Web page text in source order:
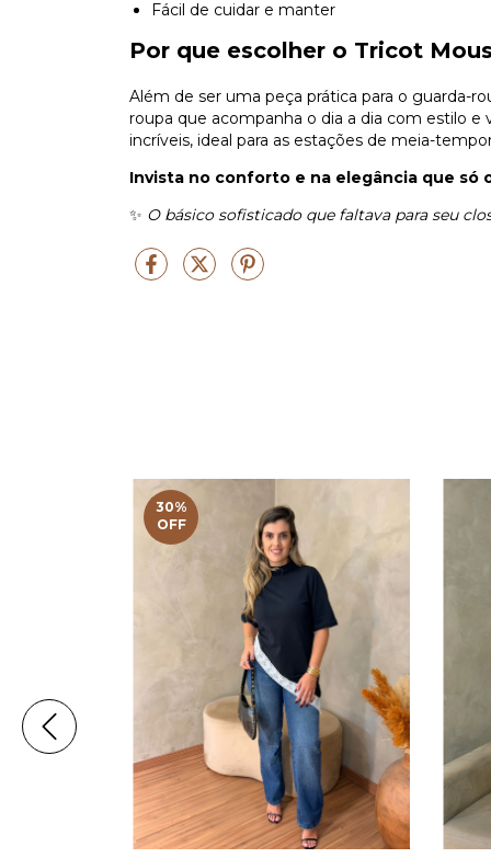
Fácil de cuidar e manter
Por que escolher o Tricot
Além de ser uma peça prática para o guarda-
roupa que acompanha o dia a dia com estilo
incríveis, ideal para as estações de meia-
Invista no conforto e na elegância que só
✨ O básico sofisticado que faltava para seu
30%
OFF